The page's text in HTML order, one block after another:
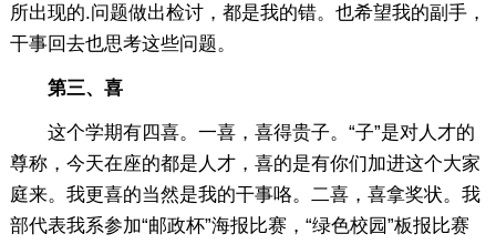
所出现的.问题做出检讨，都是我的错。也希望我的副手，
干事回去也思考这些问题。
第三、喜
这个学期有四喜。一喜，喜得贵子。“子”是对人才的
尊称，今天在座的都是人才，喜的是有你们加进这个大家
庭来。我更喜的当然是我的干事咯。二喜，喜拿奖状。我
部代表我系参加“邮政杯”海报比赛，“绿色校园”板报比赛